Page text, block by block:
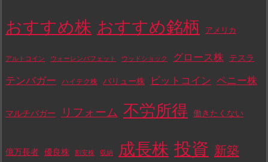
おすすめ株 おすすめ銘柄 アメリカ
アルトコイン ウォーレンバフェット ウッドショック グロース株 テスラ
テンバガー ハイテク株 バリュー株 ビットコイン ペニー株
マルチバガー リフォーム 不労所得 働きたくない
億万長者 優良株 割安株 収納 成長株 投資 新築